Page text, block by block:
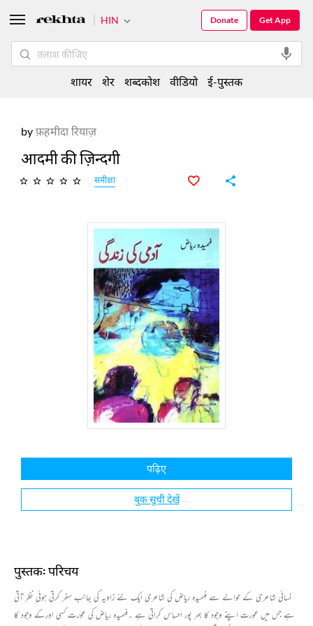
byफ़हमीदा रियाज़
आदमी की ज़िन्दगी
समीक्षा
पढ़िए
बुक सूची देखें
पुस्तक: परिचय
نسائی شاعری کے حوالے سے فہمیدہ ریاض کی شاعری ایک نئے زاویہ کی جانب سفر کرتی ہوئی نظر آتی
ہے جس میں عورت اپنے وجود کا بھر پور احساس کراتی ہے ۔فہمیدہ ریاض کی عورت کسی اورکے وجود کا
HIN Get App
Donate
शायर शेर शब्दकोश वीडियो ई-पुस्तक